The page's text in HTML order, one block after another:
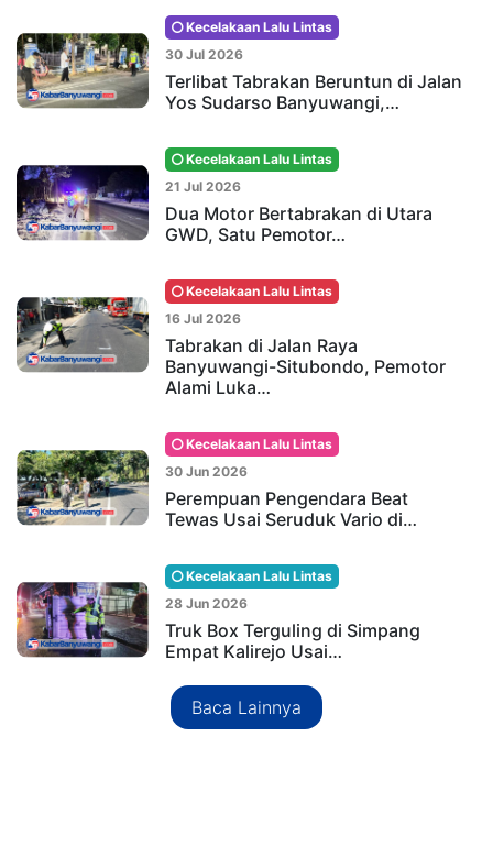
Kecelakaan Lalu Lintas
30 Jul 2026
Terlibat Tabrakan Beruntun di Jalan
Yos Sudarso Banyuwangi,…
Kecelakaan Lalu Lintas
21 Jul 2026
Dua Motor Bertabrakan di Utara
GWD, Satu Pemotor…
Kecelakaan Lalu Lintas
16 Jul 2026
Tabrakan di Jalan Raya
Banyuwangi-Situbondo, Pemotor
Alami Luka…
Kecelakaan Lalu Lintas
30 Jun 2026
Perempuan Pengendara Beat
Tewas Usai Seruduk Vario di…
Kecelakaan Lalu Lintas
28 Jun 2026
Truk Box Terguling di Simpang
Empat Kalirejo Usai…
Baca Lainnya